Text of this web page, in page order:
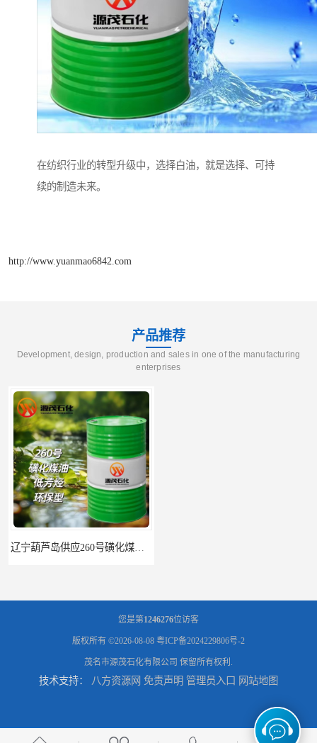
在纺织行业的转型升级中，选择白油，就是选择、可持
续的制造未来。
http://www.yuanmao6842.com
产品推荐
Development, design, production and sales in one of the manufacturing
enterprises
您是第1246276位访客
版权所有 ©2026-08-08 粤ICP备2024229806号-2
茂名市源茂石化有限公司 保留所有权利.
技术支持： 八方资源网 免责声明 管理员入口 网站地图